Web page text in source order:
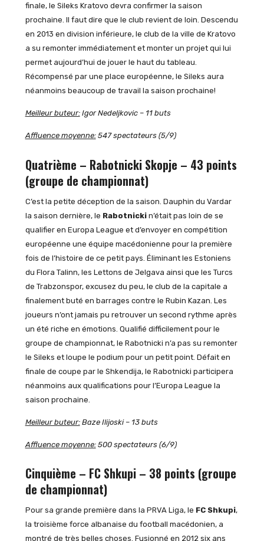
finale, le Sileks Kratovo devra confirmer la saison
prochaine. Il faut dire que le club revient de loin. Descendu
en 2013 en division inférieure, le club de la ville de Kratovo
a su remonter immédiatement et monter un projet qui lui
permet aujourd’hui de jouer le haut du tableau.
Récompensé par une place européenne, le Sileks aura
néanmoins beaucoup de travail la saison prochaine!
Meilleur buteur:Igor Nedeljkovic – 11 buts
Affluence moyenne:547 spectateurs (5/9)
Quatrième – Rabotnicki Skopje – 43 points
(groupe de championnat)
C’est la petite déception de la saison. Dauphin du Vardar
la saison dernière, le Rabotnickin’était pas loin de se
qualifier en Europa League et d’envoyer en compétition
européenne une équipe macédonienne pour la première
fois de l’histoire de ce petit pays. Éliminant les Estoniens
du Flora Talinn, les Lettons de Jelgava ainsi que les Turcs
de Trabzonspor, excusez du peu, le club de la capitale a
finalement buté en barrages contre le Rubin Kazan. Les
joueurs n’ont jamais pu retrouver un second rythme après
un été riche en émotions. Qualifié difficilement pour le
groupe de championnat, le Rabotnicki n’a pas su remonter
le Sileks et loupe le podium pour un petit point. Défait en
finale de coupe par le Shkendija, le Rabotnicki participera
néanmoins aux qualifications pour l’Europa League la
saison prochaine.
Meilleur buteur:Baze Ilijoski – 13 buts
Affluence moyenne:500 spectateurs (6/9)
Cinquième – FC Shkupi – 38 points (groupe
de championnat)
Pour sa grande première dans la PRVA Liga, le FC Shkupi,
la troisième force albanaise du football macédonien, a
montré de très belles choses. Fusionné en 2012 six ans